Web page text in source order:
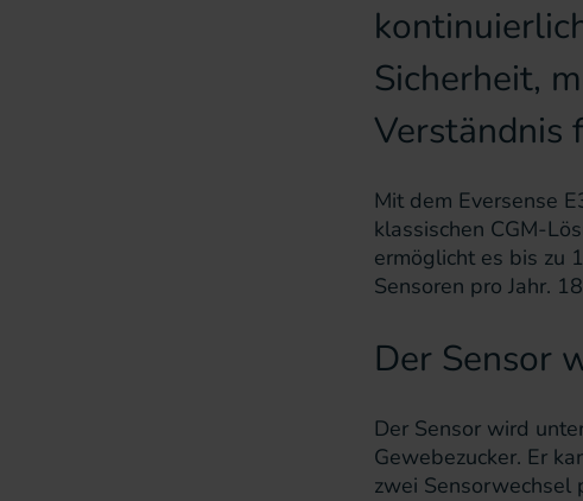
Sicherheit,
Verständnis
Mit dem Eversense
klassischen CGM-
ermöglicht es bis zu
Sensoren pro Jahr.
Der Sensor
Der Sensor wird
Gewebezucker. Er
zwei Sensorwechsel